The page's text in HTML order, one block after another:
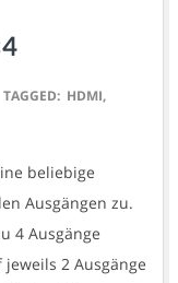
TAGGED: HDMI,
beliebige
Ausgängen zu.
4 Ausgänge
2 Ausgänge